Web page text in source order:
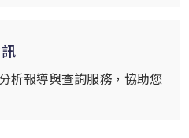
析報導與查詢服務，協助您